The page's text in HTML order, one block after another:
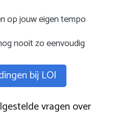
op jouw eigen tempo
nooit zo eenvoudig
bij LOI
vragen over